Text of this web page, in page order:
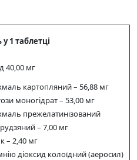
у 1 таблетці
40,00 мг
картопляний – 56,88 мг
моногідрат – 53,00 мг
прежелатинізований
– 7,00 мг
– 2,40 мг
діоксид колоїдний (аеросил)